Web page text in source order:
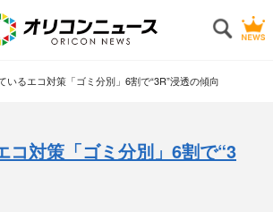
いるエコ対策「ゴミ分別」6割で“3R”浸透の傾向
コ対策「ゴミ分別」6割で“3